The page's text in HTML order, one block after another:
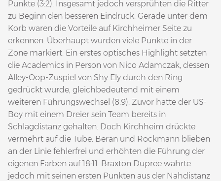
Punkte (3:2). Insgesamt jedoch versprühten die Ritter
zu Beginn den besseren Eindruck. Gerade unter dem
Korb waren die Vorteile auf Kirchheimer Seite zu
erkennen. Überhaupt wurden viele Punkte in der
Zone markiert. Ein erstes optisches Highlight setzten
die Academics in Person von Nico Adamczak, dessen
Alley-Oop-Zuspiel von Shy Ely durch den Ring
gedrückt wurde, gleichbedeutend mit einem
weiteren Führungswechsel (8:9). Zuvor hatte der US-
Boy mit einem Dreier sein Team bereits in
Schlagdistanz gehalten. Doch Kirchheim drückte
vermehrt auf die Tube. Beran und Rockmann blieben
an der Linie fehlerfrei und erhöhten die Führung der
eigenen Farben auf 18:11. Braxton Dupree wahrte
jedoch mit seinen ersten Punkten aus der Nahdistanz